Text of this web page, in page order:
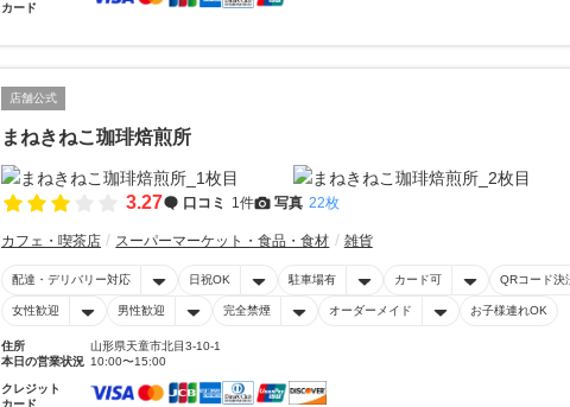
カード
店舗公式
まねきねこ珈琲焙煎所
3.27 口コミ 1件 写真 22枚
カフェ・喫茶店 スーパーマーケット・食品・食材 雑貨
配達・デリバリー対応 日祝OK 駐車場有 カード可 QRコード決
女性歓迎 男性歓迎 完全禁煙 オーダーメイド お子様連れOK
住所
山形県天童市北目3-10-1
本日の営業状況 10:00〜15:00
クレジット
カード